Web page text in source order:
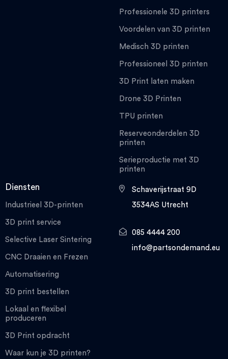
Professionele 3D printers
Voordelen van 3D printen
Medisch 3D printen
Professioneel 3D printen
3D Print laten maken
Drone 3D Printen
TPU printen
Reserveonderdelen 3D
printen
Serieproductie met 3D
printen
Diensten
Industrieel 3D-printen
3D print service
Selective Laser Sintering
CNC Draaien en Frezen
Automatisering
3D print bestellen
Lokaal en flexibel
produceren
3D Print opdracht
Waar kun je 3D printen?
Schaverijstraat 9D
3534AS Utrecht
085 4444 200
info@partsondemand.eu